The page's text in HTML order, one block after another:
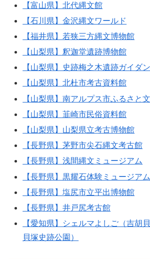
【富山県】北代縄文館
【石川県】金沢縄文ワールド
【福井県】若狭三方縄文博物館
【山梨県】釈迦堂遺跡博物館
【山梨県】史跡梅之木遺跡ガイダ
【山梨県】北杜市考古資料館
【山梨県】南アルプス市ふるさと
【山梨県】韮崎市民俗資料館
【山梨県】山梨県立考古博物館
【長野県】茅野市尖石縄文考古館
【長野県】浅間縄文ミュージアム
【長野県】黒耀石体験ミュージアム
【長野県】塩尻市立平出博物館
【長野県】井戸尻考古館
【愛知県】シェルマよしご（吉胡
貝塚史跡公園）